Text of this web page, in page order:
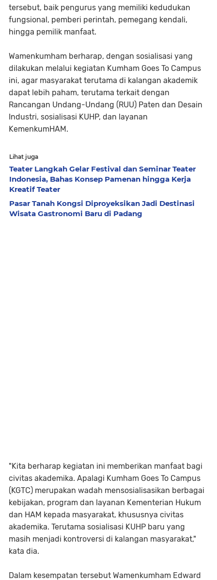
tersebut, baik pengurus yang memiliki kedudukan
fungsional, pemberi perintah, pemegang kendali,
hingga pemilik manfaat.
Wamenkumham berharap, dengan sosialisasi yang
dilakukan melalui kegiatan Kumham Goes To Campus
ini, agar masyarakat terutama di kalangan akademik
dapat lebih paham, terutama terkait dengan
Rancangan Undang-Undang (RUU) Paten dan Desain
Industri, sosialisasi KUHP, dan layanan
KemenkumHAM.
Lihat juga
Teater Langkah Gelar Festival dan Seminar Teater
Indonesia, Bahas Konsep Pamenan hingga Kerja
Kreatif Teater
Pasar Tanah Kongsi Diproyeksikan Jadi Destinasi
Wisata Gastronomi Baru di Padang
"Kita berharap kegiatan ini memberikan manfaat bagi
civitas akademika. Apalagi Kumham Goes To Campus
(KGTC) merupakan wadah mensosialisasikan berbagai
kebijakan, program dan layanan Kementerian Hukum
dan HAM kepada masyarakat, khususnya civitas
akademika. Terutama sosialisasi KUHP baru yang
masih menjadi kontroversi di kalangan masyarakat,"
kata dia.
Dalam kesempatan tersebut Wamenkumham Edward